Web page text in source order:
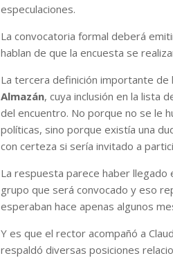
especulaciones.
La convocatoria formal deberá
hablan de que la encuesta se
La tercera definición importante
Almazán, cuya inclusión en la lista
del encuentro. No porque no se le
políticas, sino porque existía una
con certeza si sería invitado a
La respuesta parece haber
grupo que será convocado y eso
esperaban hace apenas algunos
Y es que el rector acompañó a
respaldó diversas posiciones